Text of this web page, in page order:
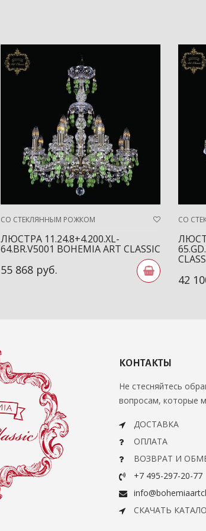
СО СТЕКЛЯННЫМ РОЖКОМ
ЛЮСТРА 11.24.8+4.200.XL-
64.BR.V5001 BOHEMIA ART CLASSIC
55 868 руб.
СО
42
КОНТАКТЫ
Не стесняйтесь
вопросам, которые
ДОСТАВКА
ОПЛАТА
ВОЗВРАТ И
+7 495-297-20-77
СКАЧАТЬ